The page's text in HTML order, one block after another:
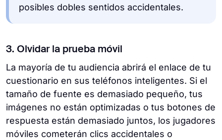
posibles dobles sentidos accidentales.
3. Olvidar la prueba móvil
La mayoría de tu audiencia abrirá el enlace de tu
cuestionario en sus teléfonos inteligentes. Si el
tamaño de fuente es demasiado pequeño, tus
imágenes no están optimizadas o tus botones de
respuesta están demasiado juntos, los jugadores
móviles cometerán clics accidentales o